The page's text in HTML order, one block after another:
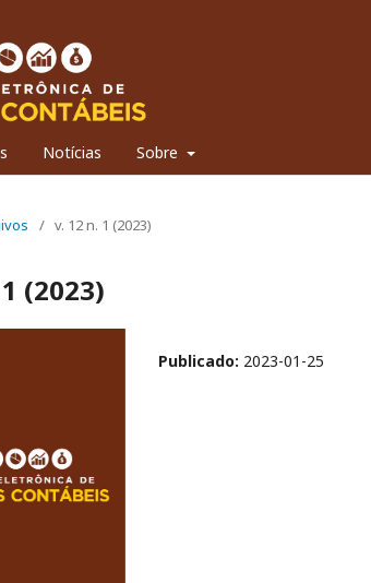
Notícias Sobre
/ v. 12 n. 1 (2023)
(2023)
Publicado: 2023-01-25